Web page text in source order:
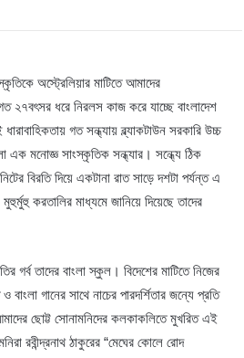
অস্ট্রেলিয়ার মাটিতে আমাদের
২৭বৎসর ধরে নিরলস কাজ করে যাচ্ছে বাংলাদেশ
গত সন্ধ্যায় ব্ল্যাকটাউন সরকারি উচ্চ
এক মনোজ্ঞ সাংস্কৃতিক সন্ধ্যার। সন্ধ্যে ঠিক
বিরতি দিয়ে একটানা রাত সাড়ে দশটা পর্যন্ত এ
করতালির মাধ্যমে জানিয়ে দিয়েছে তাদের
গর্ব তাদের বাংলা স্কুল। বিদেশের মাটিতে নিজের
গানের সাথে নাচের পারদর্শিতার জন্যে প্রতি
ছোট্ট সোনামনিদের কলকাকলিতে মুখরিত এই
রবীন্দ্রনাথ ঠাকুরের “মেঘের কোলে রোদ